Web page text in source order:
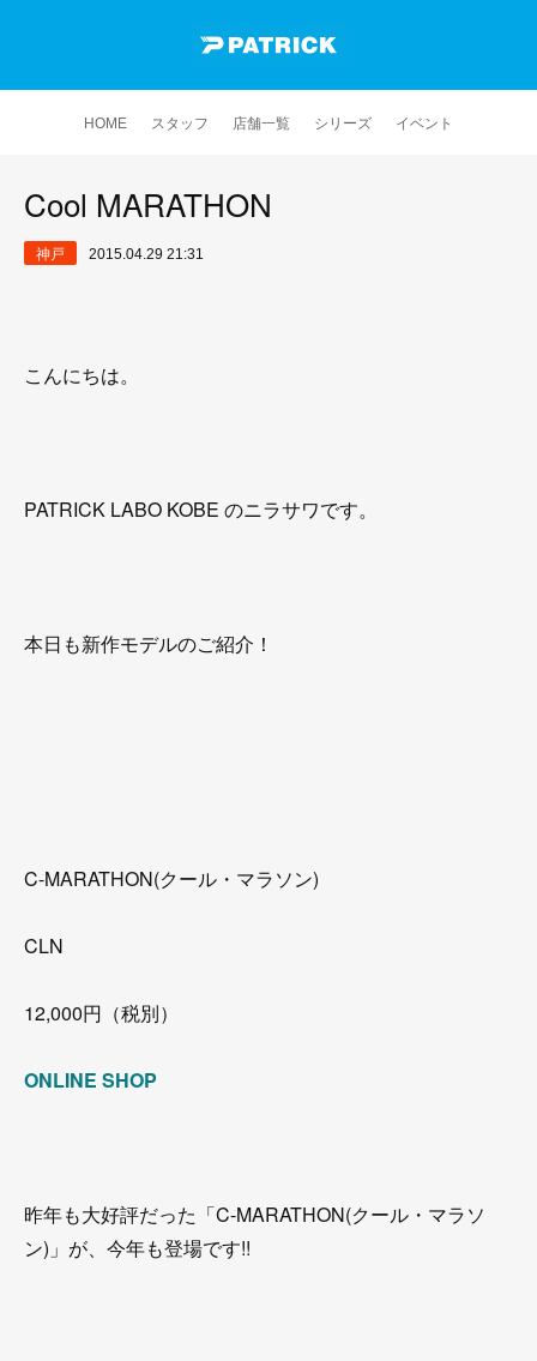
HOME スタッフ 店舗一覧 シリーズ イベント
Cool MARATHON
神戸 2015.04.29 21:31
こんにちは。
PATRICK LABO KOBE のニラサワです。
本日も新作モデルのご紹介！
C-MARATHON(クール・マラソン)
CLN
12,000円（税別）
ONLINE SHOP
昨年も大好評だった「C-MARATHON(クール・マラソ
ン)」が、今年も登場です!!